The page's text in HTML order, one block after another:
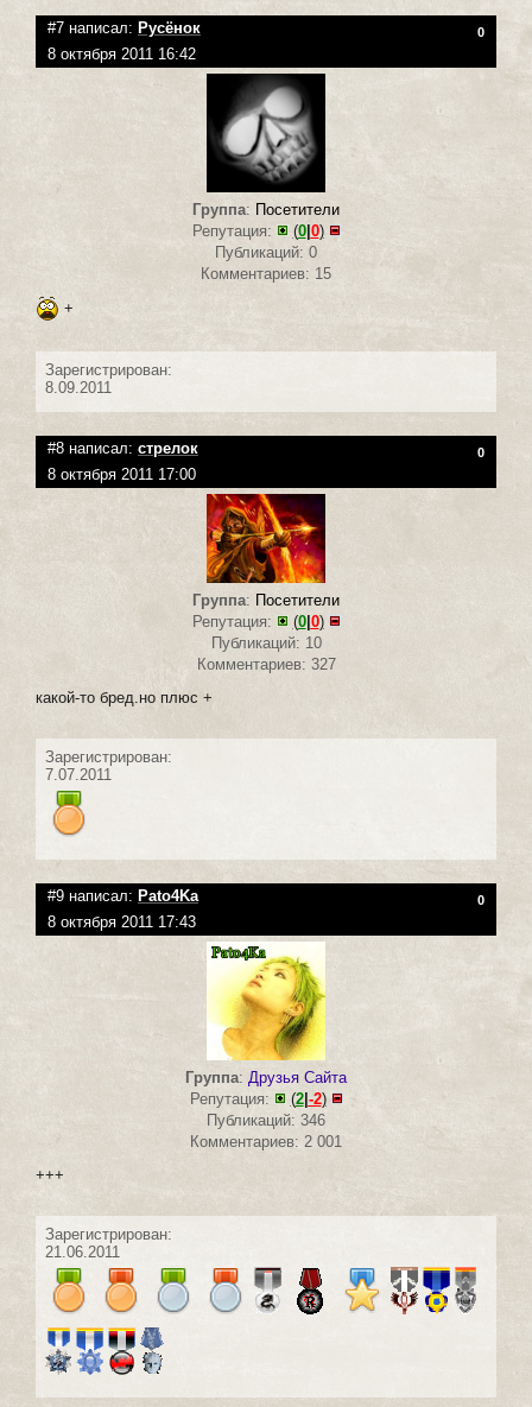
#7 написал: Русёнок 0
8 октября 2011 16:42
Группа: Посетители
Репутация:
(0| 0)
Публикаций: 0
Комментариев: 15
+
Зарегистрирован:
8.09.2011
#8 написал: стрелок 0
8 октября 2011 17:00
Группа: Посетители
Репутация:
(0| 0)
Публикаций: 10
Комментариев: 327
какой-то бред.но плюс +
Зарегистрирован:
7.07.2011
#9 написал: Pato4Ka 0
8 октября 2011 17:43
Группа: Друзья Сайта
Репутация:
(2| -2)
Публикаций: 346
Комментариев: 2 001
+++
Зарегистрирован:
21.06.2011